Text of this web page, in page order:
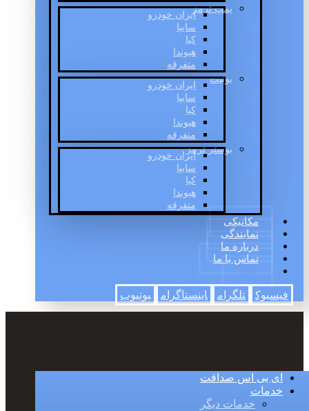
پمپ ترمز
ایران خودرو
سایپا
کیا
هیوندا
متفرقه
یونیت
ایران خودرو
سایپا
کیا
هیوندا
متفرقه
بوستر ترمز
ایران خودرو
سایپا
کیا
هیوندا
متفرقه
مکانیکی
نمایندگی
درباره ما
تماس با ما
فیسبوک تلگرام اینستاگرام یوتیوب
ای بی اس صداقت
خدمات
خدمات دیگر